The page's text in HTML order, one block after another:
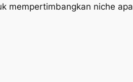
mempertimbangkan niche apa